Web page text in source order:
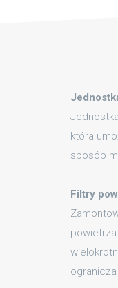
która
sposób
Filtry